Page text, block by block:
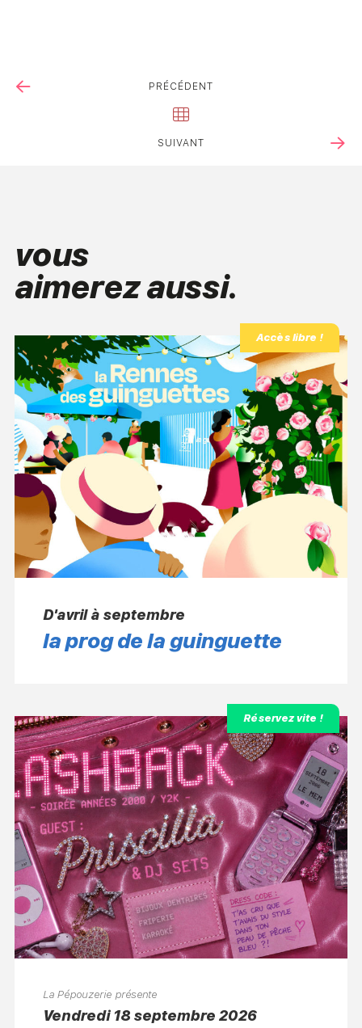
PRÉCÉDENT
SUIVANT
vous
aimerez aussi.
Accès libre !
D'avril à septembre
la prog de la guinguette
Réservez vite !
La Pépouzerie présente
vendredi 18 septembre 2026